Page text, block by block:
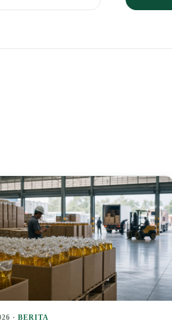
·BERITA